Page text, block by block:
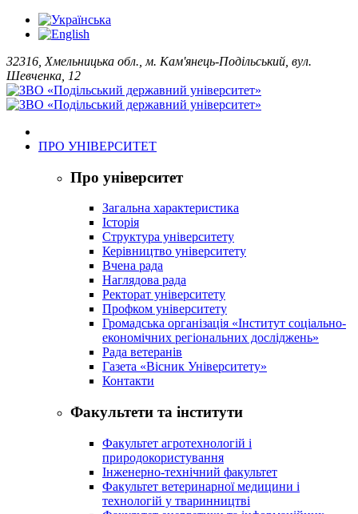
32316, Хмельницька обл., м. Кам'янець-Подільський, вул.
Шевченка, 12
ПРО УНІВЕРСИТЕТ
Про університет
Загальна характеристика
Історія
Структура університету
Керівництво університету
Вчена рада
Наглядова рада
Ректорат університету
Профком університету
Громадська організація «Інститут соціально-
економічних регіональних досліджень»
Рада ветеранів
Газета «Вісник Університету»
Контакти
Факультети та інститути
Факультет агротехнологій і
природокористування
Інженерно-технічний факультет
Факультет ветеринарної медицини і
технологій у тваринництві